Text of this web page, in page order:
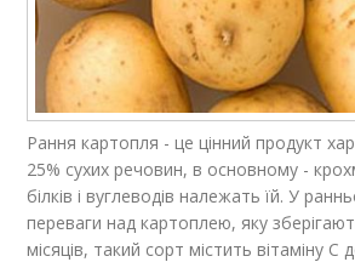
Рання картопля - це цінний продукт
25% сухих речовин, в основному -
білків і вуглеводів належать їй. У
переваги над картоплею, яку
місяців, такий сорт містить вітаміну C